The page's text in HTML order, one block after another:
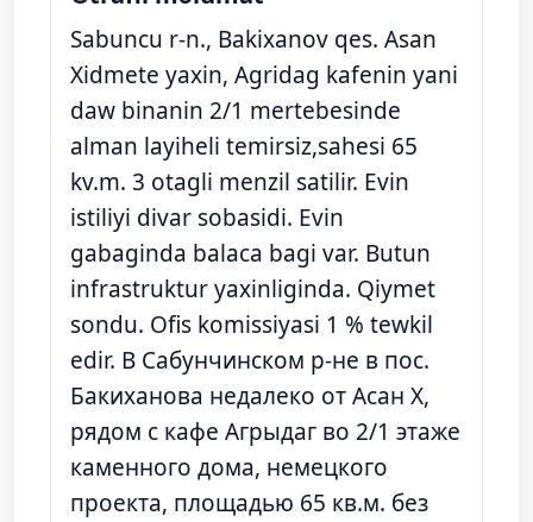
Sabuncu r-n., Bakixanov qes. Asan
Xidmete yaxin, Agridag kafenin yani
daw binanin 2/1 mertebesinde
alman layiheli temirsiz,sahesi 65
kv.m. 3 otagli menzil satilir. Evin
istiliyi divar sobasidi. Evin
gabaginda balaca bagi var. Butun
infrastruktur yaxinliginda. Qiymet
sondu. Ofis komissiyasi 1 % tewkil
edir. В Сабунчинском р-не в пос.
Бакиханова недалеко от Асан Х,
рядом с кафе Агрыдаг во 2/1 этаже
каменного дома, немецкого
проекта, площадью 65 кв.м. без